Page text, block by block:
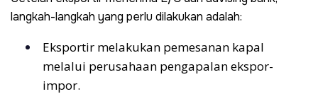
langkah-langkah yang perlu dilakukan adalah:
Eksportir melakukan pemesanan kapal
melalui perusahaan pengapalan ekspor-
impor.